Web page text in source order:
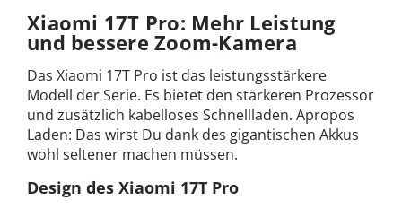
Xiaomi 17T Pro: Mehr Leistung
und bessere Zoom-Kamera
Das Xiaomi 17T Pro ist das leistungsstärkere
Modell der Serie. Es bietet den stärkeren Prozessor
und zusätzlich kabelloses Schnellladen. Apropos
Laden: Das wirst Du dank des gigantischen Akkus
wohl seltener machen müssen.
Design des Xiaomi 17T Pro